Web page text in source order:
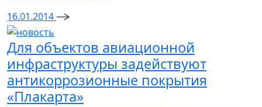
16.01.2014
Для объектов авиационной
инфраструктуры задействуют
антикоррозионные покрытия
«Плакарта»